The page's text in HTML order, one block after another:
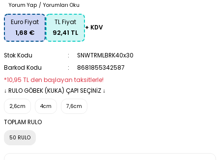
Yorum Yap / Yorumları Oku
Euro Fiyat
1,68 €
TL Fiyat
92,41 TL
+ KDV
Stok Kodu
SNWTRMLBRK40x30
Barkod Kodu
8681855342587
*10,95 TL den başlayan taksitlerle!
↓ RULO GÖBEK (KUKA) ÇAPI SEÇİNİZ ↓
2,6cm 4cm 7,6cm
TOPLAM RULO
50 RULO